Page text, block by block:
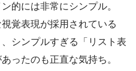
的には非常にシンプル。
覚表現が採用されている
シンプルすぎる「リスト表
ったのも正直な気持ち。